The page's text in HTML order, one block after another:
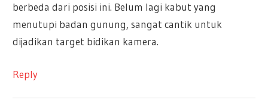
berbeda dari posisi ini. Belum lagi kabut yang
menutupi badan gunung, sangat cantik untuk
dijadikan target bidikan kamera.
Reply